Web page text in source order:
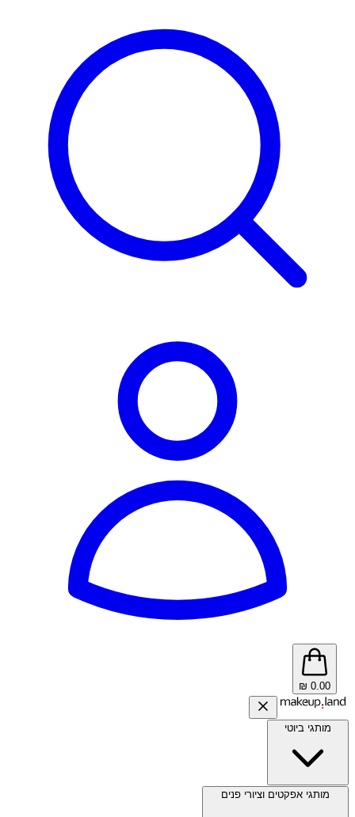
0.00
₪
מותגי ביוטי
מותגי אפקטים וציורי פנים